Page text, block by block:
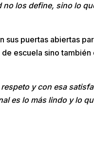
los define, sino lo
sus puertas abiertas
escuela sino
y con esa
es lo más lindo y lo